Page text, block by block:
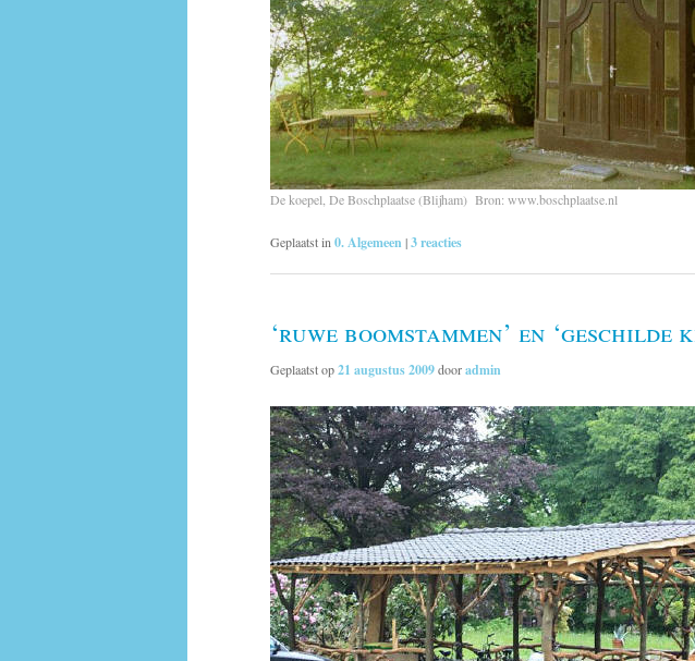
De koepel, De Boschplaatse (Blijham) Bron: www.boschplaatse.nl
Geplaatst in 0. Algemeen |3reacties
‘ruwe boomstammen’ en ‘geschilde
Geplaatst op21 augustus 2009dooradmin